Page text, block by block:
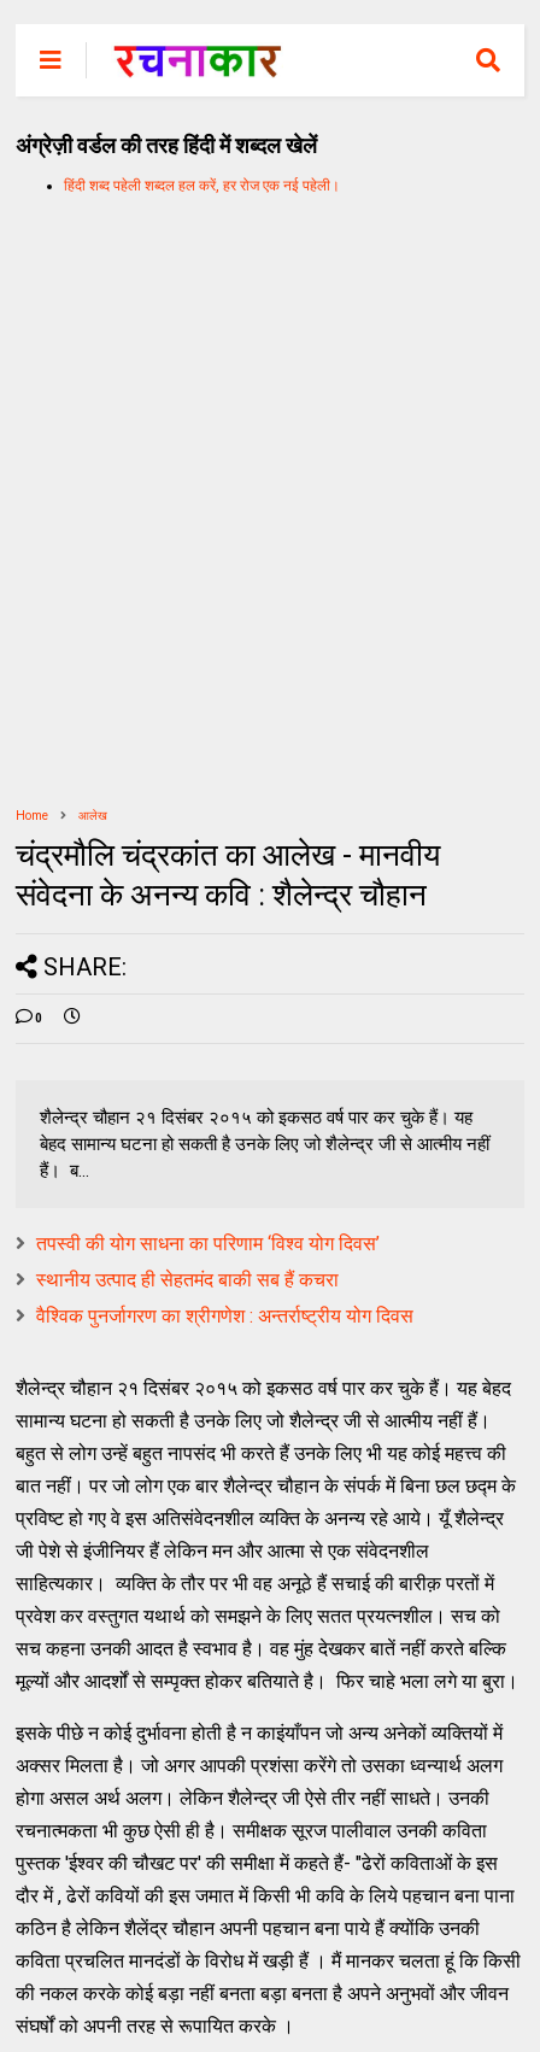
अंग्रेज़ी वर्डल की तरह हिंदी में शब्दल खेलें
हिंदी शब्द पहेली शब्दल हल करें, हर रोज एक नई पहेली।
Home आलेख
चंद्रमौलि चंद्रकांत का आलेख - मानवीय
संवेदना के अनन्य कवि : शैलेन्द्र चौहान
SHARE:
0
शैलेन्द्र चौहान २१ दिसंबर २०१५ को इकसठ वर्ष पार कर चुके हैं। यह
बेहद सामान्य घटना हो सकती है उनके लिए जो शैलेन्द्र जी से आत्मीय नहीं
हैं। ब...
तपस्वी की योग साधना का परिणाम ‘विश्व योग दिवस’
स्थानीय उत्पाद ही सेहतमंद बाकी सब हैं कचरा
वैश्विक पुनर्जागरण का श्रीगणेश : अन्तर्राष्ट्रीय योग दिवस
शैलेन्द्र चौहान २१ दिसंबर २०१५ को इकसठ वर्ष पार कर चुके हैं। यह बेहद
सामान्य घटना हो सकती है उनके लिए जो शैलेन्द्र जी से आत्मीय नहीं हैं।
बहुत से लोग उन्हें बहुत नापसंद भी करते हैं उनके लिए भी यह कोई महत्त्व की
बात नहीं। पर जो लोग एक बार शैलेन्द्र चौहान के संपर्क में बिना छल छद्म के
प्रविष्ट हो गए वे इस अतिसंवेदनशील व्यक्ति के अनन्य रहे आये। यूँ शैलेन्द्र
जी पेशे से इंजीनियर हैं लेकिन मन और आत्मा से एक संवेदनशील
साहित्यकार। व्यक्ति के तौर पर भी वह अनूठे हैं सचाई की बारीक़ परतों में
प्रवेश कर वस्तुगत यथार्थ को समझने के लिए सतत प्रयत्नशील। सच को
सच कहना उनकी आदत है स्वभाव है। वह मुंह देखकर बातें नहीं करते बल्कि
मूल्यों और आदर्शों से सम्पृक्त होकर बतियाते है। फिर चाहे भला लगे या बुरा।
इसके पीछे न कोई दुर्भावना होती है न काइंयाँपन जो अन्य अनेकों व्यक्तियों में
अक्सर मिलता है। जो अगर आपकी प्रशंसा करेंगे तो उसका ध्वन्यार्थ अलग
होगा असल अर्थ अलग। लेकिन शैलेन्द्र जी ऐसे तीर नहीं साधते। उनकी
रचनात्मकता भी कुछ ऐसी ही है। समीक्षक सूरज पालीवाल उनकी कविता
पुस्तक 'ईश्वर की चौखट पर' की समीक्षा में कहते हैं- "ढेरों कविताओं के इस
दौर में , ढेरों कवियों की इस जमात में किसी भी कवि के लिये पहचान बना पाना
कठिन है लेकिन शैलेंद्र चौहान अपनी पहचान बना पाये हैं क्योंकि उनकी
कविता प्रचलित मानदंडों के विरोध में खड़ी हैं । मैं मानकर चलता हूं कि किसी
की नकल करके कोई बड़ा नहीं बनता बड़ा बनता है अपने अनुभवों और जीवन
संघर्षों को अपनी तरह से रूपायित करके ।